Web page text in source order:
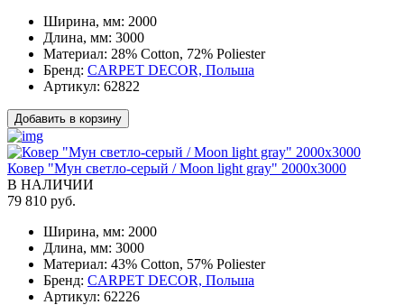
Ширина, мм: 2000
Длина, мм: 3000
Материал: 28% Cotton, 72% Poliester
Бренд: CARPET DECOR, Польша
Артикул: 62822
Добавить в корзину
Ковер "Мун светло-серый / Moon light gray" 2000x3000
В НАЛИЧИИ
79 810 руб.
Ширина, мм: 2000
Длина, мм: 3000
Материал: 43% Cotton, 57% Poliester
Бренд: CARPET DECOR, Польша
Артикул: 62226